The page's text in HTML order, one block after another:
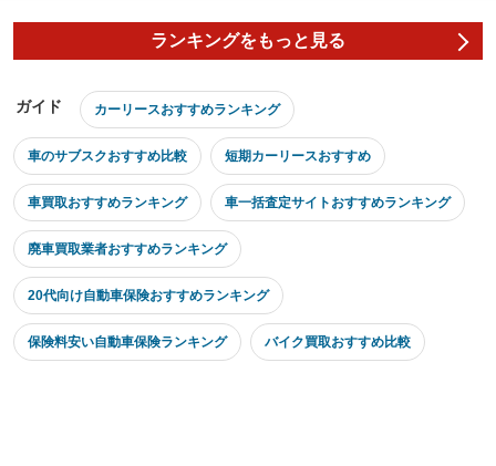
ランキングをもっと見る
ガイド カーリースおすすめランキング
車のサブスクおすすめ比較 短期カーリースおすすめ
車買取おすすめランキング 車一括査定サイトおすすめランキング
廃車買取業者おすすめランキング
20代向け自動車保険おすすめランキング
保険料安い自動車保険ランキング バイク買取おすすめ比較